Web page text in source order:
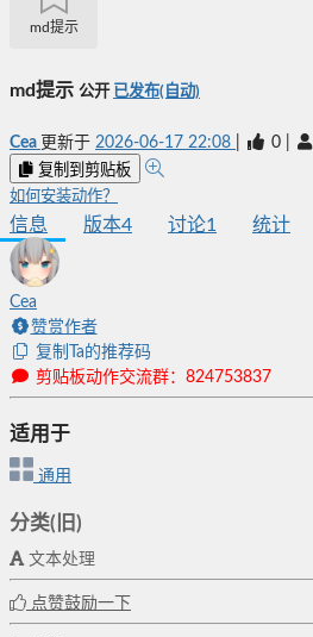
md提示
md提示 公开 已发布(自动)
Cea 更新于 2026-06-17 22:08 0
复制到剪贴板
如何安装动作？
信息 版本4 讨论1 统计
Cea
赞赏作者
复制Ta的推荐码
剪贴板动作交流群：824753837
适用于
通用
分类(旧)
文本处理
点赞鼓励一下